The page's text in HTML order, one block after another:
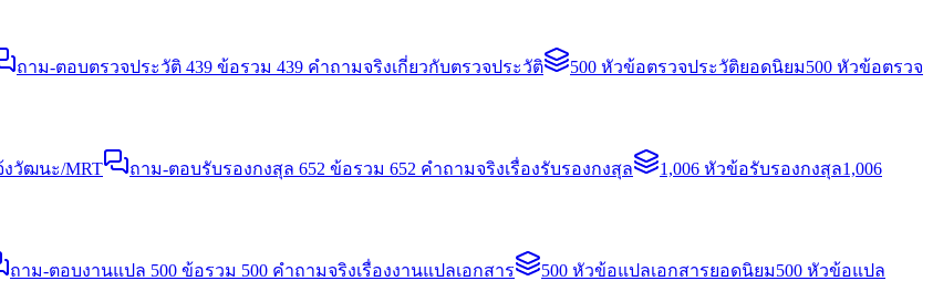
ถาม-ตอบตรวจประวัติ 439 ข้อรวม 439 คำถามจริงเกี่ยวกับตรวจประวัติ 500 หัวข้อตรวจประวัติยอดนิยม500 หัวข้อตรวจ
งวัฒนะ/MRT ถาม-ตอบรับรองกงสุล 652 ข้อรวม 652 คำถามจริงเรื่องรับรองกงสุล 1,006 หัวข้อรับรองกงสุล1,006
ถาม-ตอบงานแปล 500 ข้อรวม 500 คำถามจริงเรื่องงานแปลเอกสาร 500 หัวข้อแปลเอกสารยอดนิยม500 หัวข้อแปล